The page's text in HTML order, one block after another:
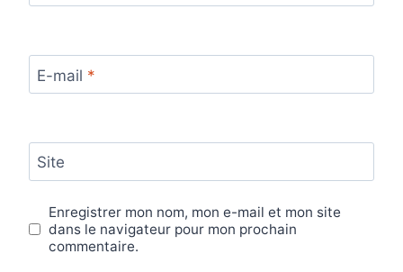
E-mail *
Site
Enregistrer mon nom, mon e-mail et mon site
dans le navigateur pour mon prochain
commentaire.